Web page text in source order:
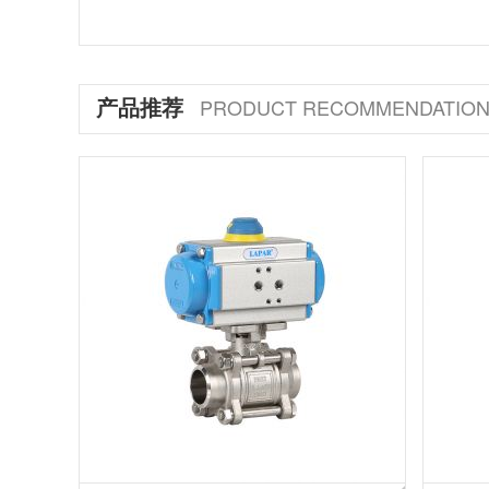
产品推荐 PRODUCT RECOMMENDATION